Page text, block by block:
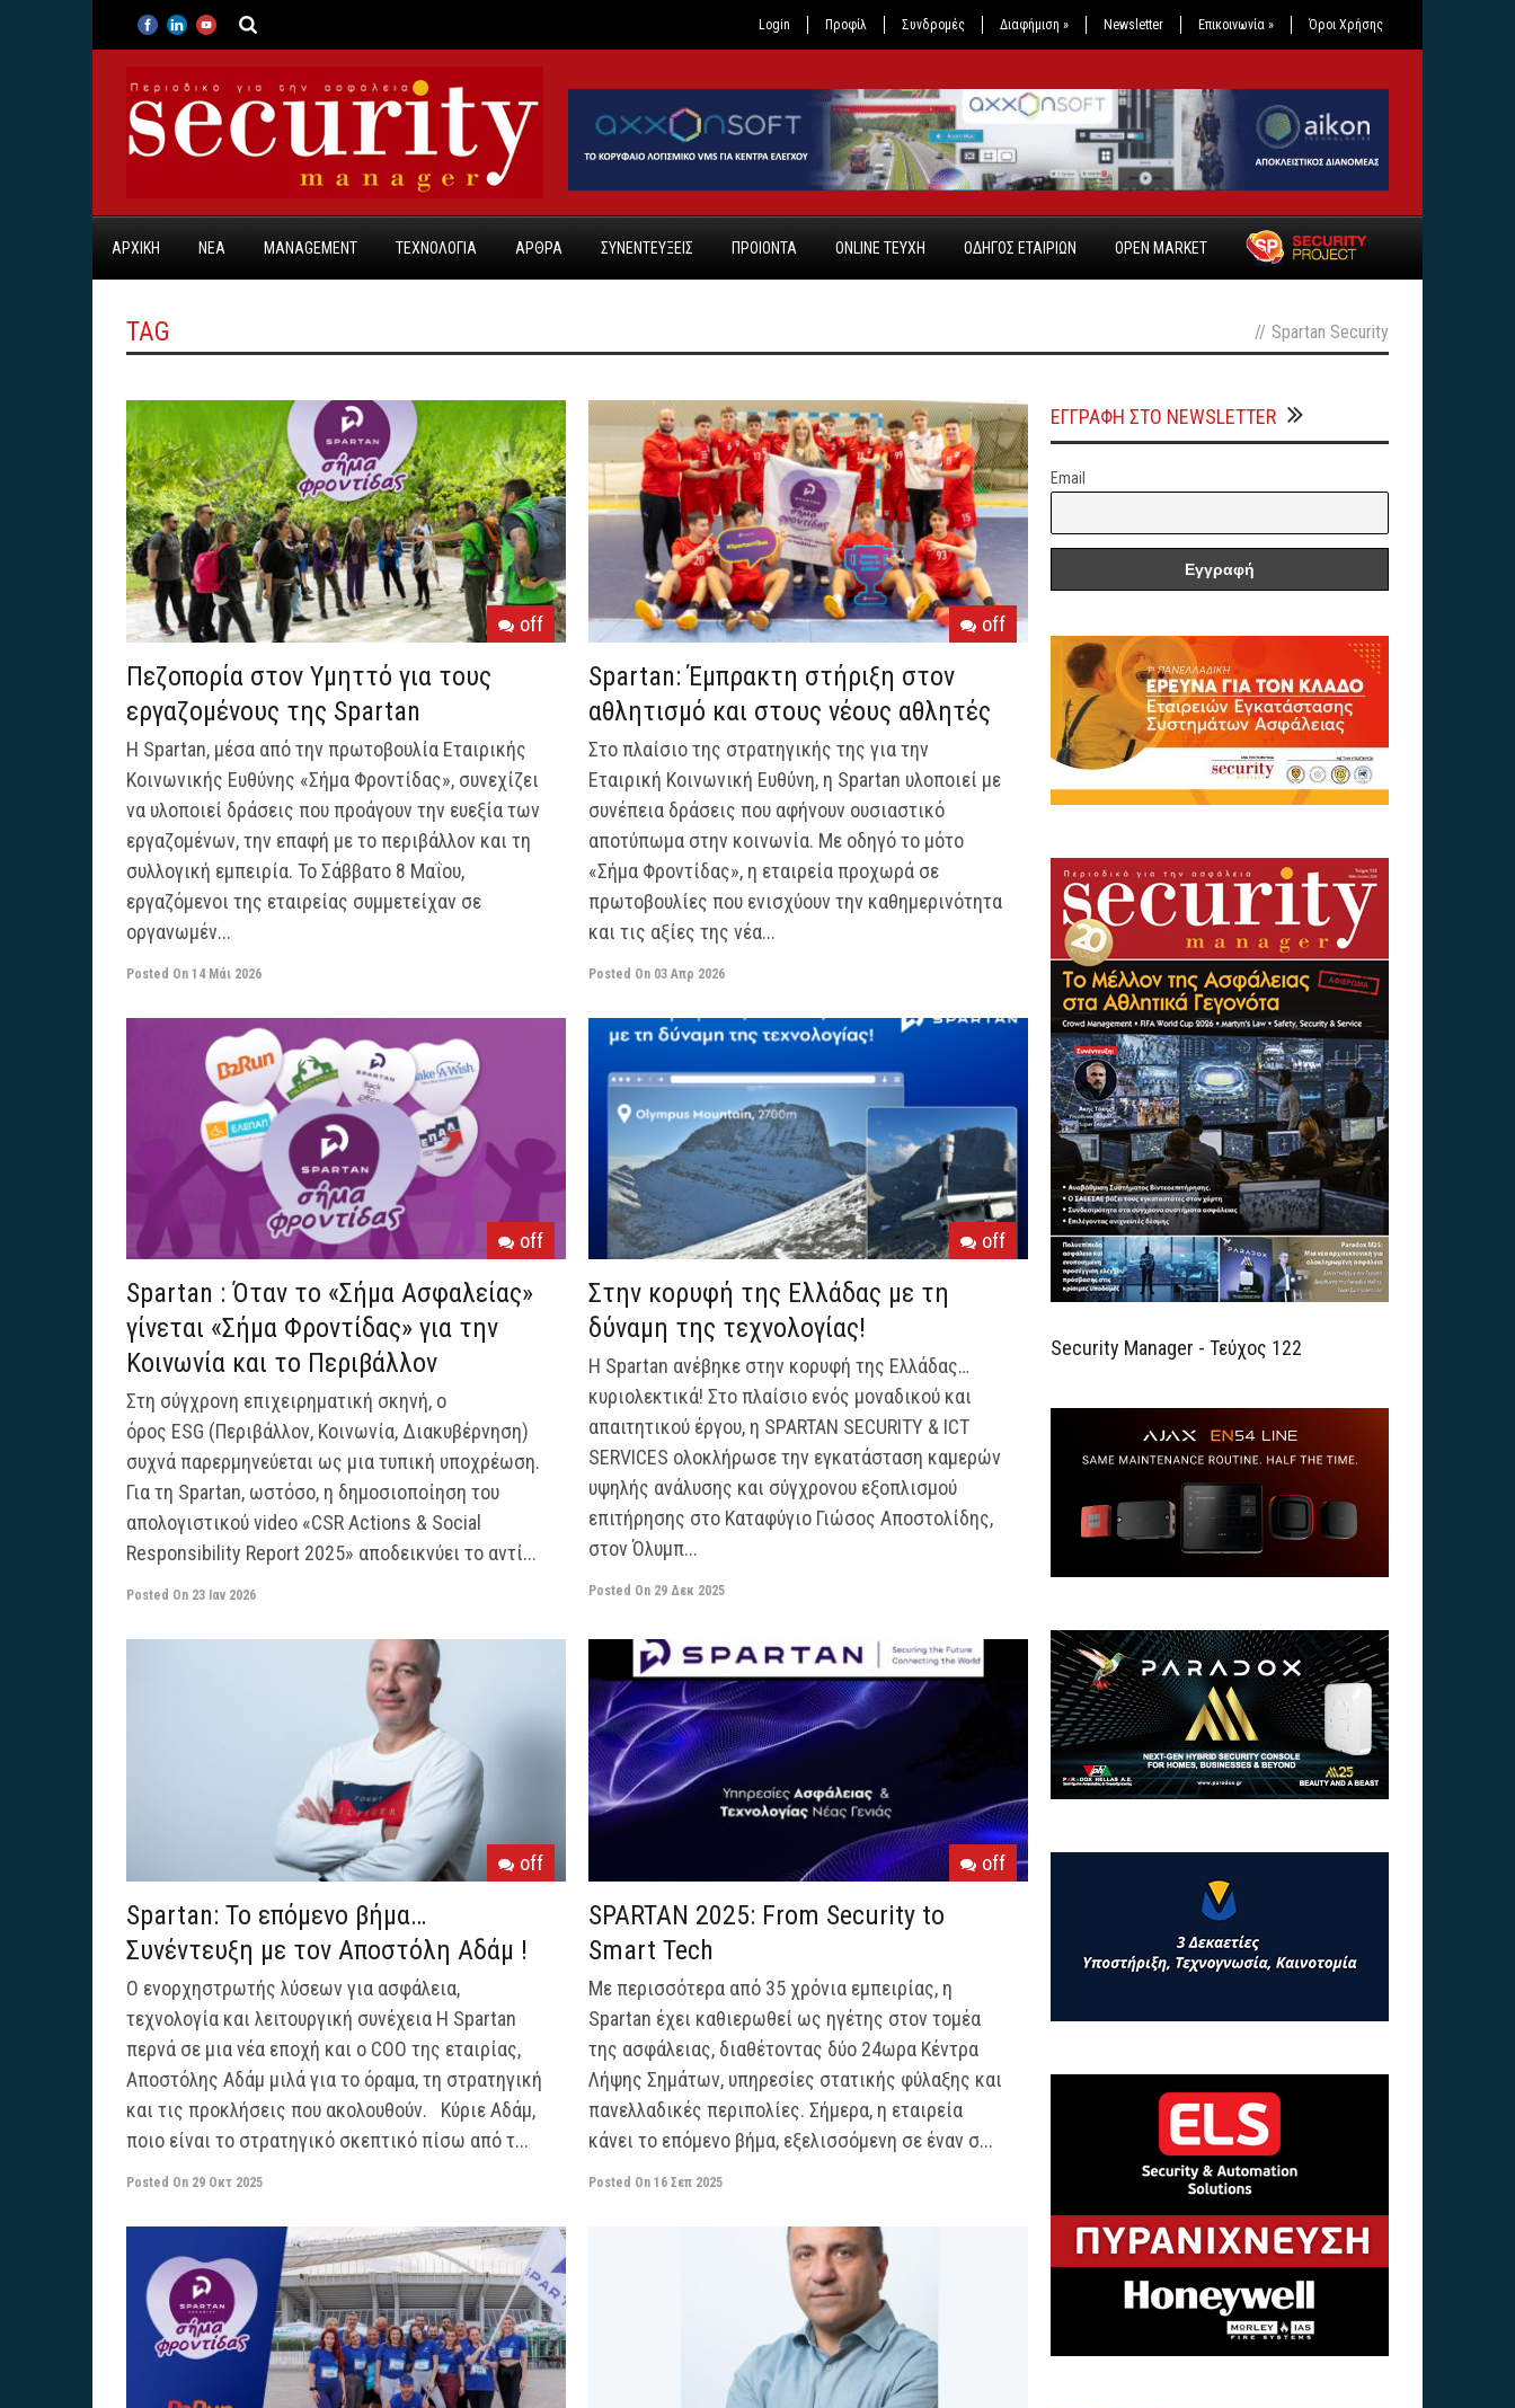
Login Προφίλ Συνδρομές Διαφήμιση » Newsletter Επικοινωνία » Όροι Χρήσης
ΑΡΧΙΚΗ ΝΕΑ MANAGEMENT ΤΕΧΝΟΛΟΓΙΑ ΑΡΘΡΑ ΣΥΝΕΝΤΕΥΞΕΙΣ ΠΡΟΙΟΝΤΑ ONLINE TEYXH ΟΔΗΓΟΣ ΕΤΑΙΡΙΩΝ OPEN MARKET
TAG // Spartan Security
off
Πεζοπορία στον Υμηττό για τους
εργαζομένους της Spartan
Η Spartan, μέσα από την πρωτοβουλία Εταιρικής
Κοινωνικής Ευθύνης «Σήμα Φροντίδας», συνεχίζει
να υλοποιεί δράσεις που προάγουν την ευεξία των
εργαζομένων, την επαφή με το περιβάλλον και τη
συλλογική εμπειρία. Το Σάββατο 8 Μαΐου,
εργαζόμενοι της εταιρείας συμμετείχαν σε
οργανωμέν...
Posted On 14 Μάι 2026
off
Spartan: Έμπρακτη στήριξη στον
αθλητισμό και στους νέους αθλητές
Στο πλαίσιο της στρατηγικής της για την
Εταιρική Κοινωνική Ευθύνη, η Spartan υλοποιεί με
συνέπεια δράσεις που αφήνουν ουσιαστικό
αποτύπωμα στην κοινωνία. Με οδηγό το μότο
«Σήμα Φροντίδας», η εταιρεία προχωρά σε
πρωτοβουλίες που ενισχύουν την καθημερινότητα
και τις αξίες της νέα...
Posted On 03 Απρ 2026
off
Spartan : Όταν το «Σήμα Ασφαλείας»
γίνεται «Σήμα Φροντίδας» για την
Κοινωνία και το Περιβάλλον
Στη σύγχρονη επιχειρηματική σκηνή, ο
όρος ESG (Περιβάλλον, Κοινωνία, Διακυβέρνηση)
συχνά παρερμηνεύεται ως μια τυπική υποχρέωση.
Για τη Spartan, ωστόσο, η δημοσιοποίηση του
απολογιστικού video «CSR Actions & Social
Responsibility Report 2025» αποδεικνύει το αντί...
Posted On 23 Ιαν 2026
off
Στην κορυφή της Ελλάδας με τη
δύναμη της τεχνολογίας!
Η Spartan ανέβηκε στην κορυφή της Ελλάδας…
κυριολεκτικά! Στο πλαίσιο ενός μοναδικού και
απαιτητικού έργου, η SPARTAN SECURITY & ICT
SERVICES ολοκλήρωσε την εγκατάσταση καμερών
υψηλής ανάλυσης και σύγχρονου εξοπλισμού
επιτήρησης στο Καταφύγιο Γιώσος Αποστολίδης,
στον Όλυμπ...
Posted On 29 Δεκ 2025
off
Spartan: Το επόμενο βήμα…
Συνέντευξη με τον Αποστόλη Αδάμ !
Ο ενορχηστρωτής λύσεων για ασφάλεια,
τεχνολογία και λειτουργική συνέχεια Η Spartan
περνά σε μια νέα εποχή και ο COO της εταιρίας,
Αποστόλης Αδάμ μιλά για το όραμα, τη στρατηγική
και τις προκλήσεις που ακολουθούν. Κύριε Αδάμ,
ποιο είναι το στρατηγικό σκεπτικό πίσω από τ...
Posted On 29 Οκτ 2025
off
SPARTAN 2025: From Security to
Smart Tech
Με περισσότερα από 35 χρόνια εμπειρίας, η
Spartan έχει καθιερωθεί ως ηγέτης στον τομέα
της ασφάλειας, διαθέτοντας δύο 24ωρα Κέντρα
Λήψης Σημάτων, υπηρεσίες στατικής φύλαξης και
πανελλαδικές περιπολίες. Σήμερα, η εταιρεία
κάνει το επόμενο βήμα, εξελισσόμενη σε έναν σ...
Posted On 16 Σεπ 2025
ΕΓΓΡΑΦΗ ΣΤΟ NEWSLETTER
Email
Security Manager - Τεύχος 122